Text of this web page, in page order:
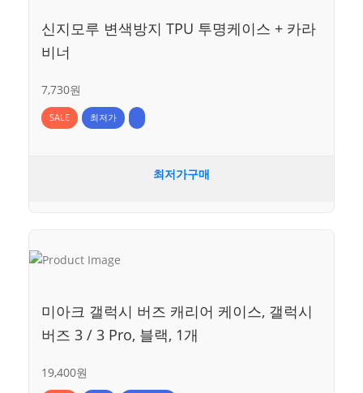
신지모루 변색방지 TPU 투명케이스 + 카라
비너
7,730원
SALE 최저가
최저가구매
미아크 갤럭시 버즈 캐리어 케이스, 갤럭시
버즈 3 / 3 Pro, 블랙, 1개
19,400원